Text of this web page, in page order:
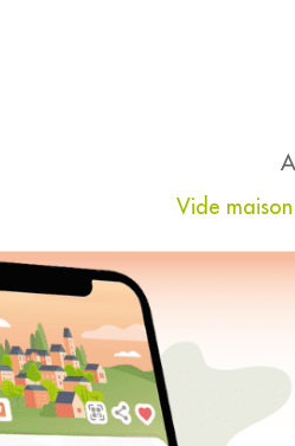
Vide